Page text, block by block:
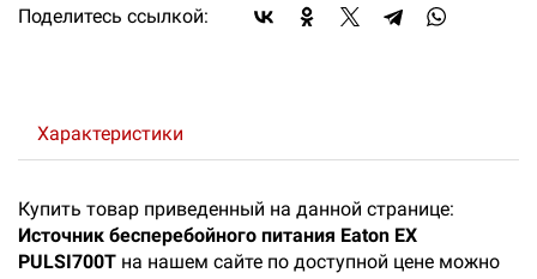
Поделитесь ссылкой:
Характеристики
Купить товар приведенный на данной странице:
Источник бесперебойного питания Eaton EX
PULSI700T на нашем сайте по доступной цене можно